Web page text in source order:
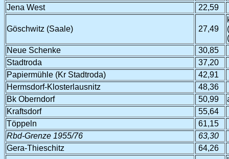
Jena West
22,59
Göschwitz (Saale) 27,49
Neue Schenke
30,85
Stadtroda
37,20
Papiermühle (Kr Stadtroda)
42,91
Hermsdorf-Klosterlausnitz
48,36
Bk Oberndorf
50,99
Kraftsdorf
55,64
Töppeln
61,15
Rbd-Grenze 1955/76
63,30
Gera-Thieschitz
64,26